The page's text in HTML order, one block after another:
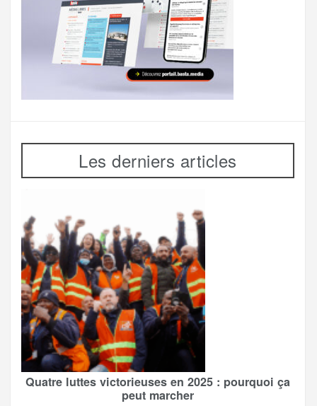
Les derniers articles
Quatre luttes victorieuses en 2025 : pourquoi ça
peut marcher